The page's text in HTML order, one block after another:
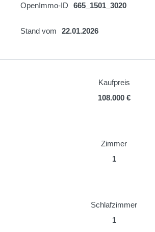
OpenImmo-ID 665_1501_3020
Stand vom 22.01.2026
Kaufpreis
108.000 €
Zimmer
1
Schlafzimmer
1